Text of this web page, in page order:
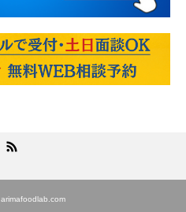
arimafoodlab.com